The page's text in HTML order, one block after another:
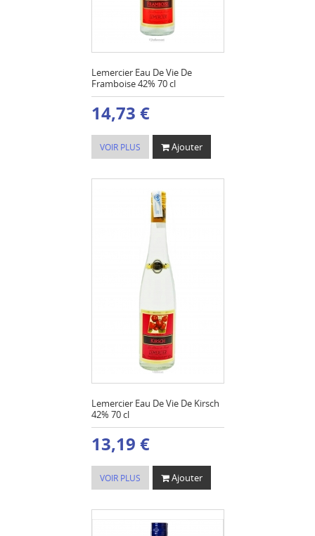
Lemercier Eau De Vie De
Framboise 42% 70 cl
14,73 €
VOIR PLUS Ajouter
Lemercier Eau De Vie De Kirsch
42% 70 cl
13,19 €
VOIR PLUS Ajouter